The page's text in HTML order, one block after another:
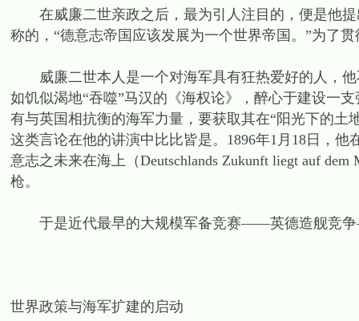
在威廉二世亲政之后，最为引人注目的，便是他提
称的，“德意志帝国应该发展为一个世界帝国。”为了
威廉二世本人是一个对海军具有狂热爱好的人，他
如饥似渴地“吞噬”马汉的《海权论》，醉心于建设一
有与英国相抗衡的海军力量，要获取其在“阳光下的土
这类言论在他的讲演中比比皆是。1896年1月18日，
意志之未来在海上（Deutschlands Zukunft liegt auf
枪。
于是近代最早的大规模军备竞赛——英德造舰竞
世界政策与海军扩建的启动